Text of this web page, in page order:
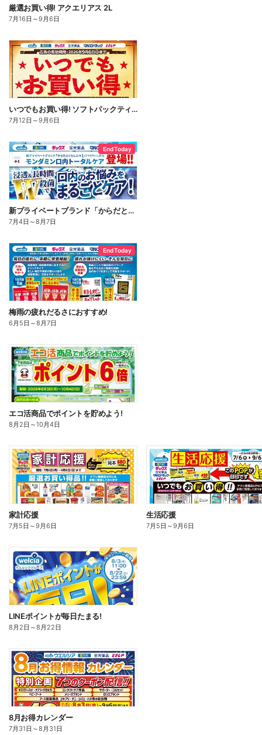
厳選お買い得! アクエリアス 2L
7月16日 ～9月6日
いつでもお買い得! ソフトパックティッシュ
7月12日 ～9月6日
End Today
新プライベートブランド「からだとくらしに+1(プラスワン)」よりモンダミン口内トータルケア登場!
7月4日 ～8月7日
End Today
梅雨の疲れだるさにおすすめ!
6月5日 ～8月7日
エコ活商品でポイントを貯めよう!
8月2日 ～10月4日
家計応援
7月5日 ～9月6日
生活応援
7月5日 ～9月6日
LINEポイントが毎日たまる!
8月2日 ～8月22日
8月お得カレンダー
7月31日 ～8月31日